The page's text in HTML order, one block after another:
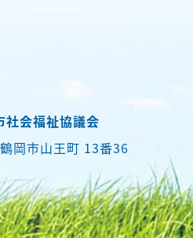
社会福祉協議会
岡市山王町 13番36